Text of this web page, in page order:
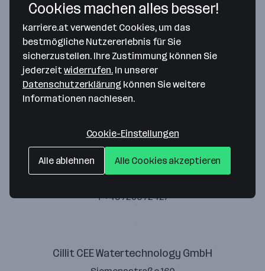
Bitte stimme unseren Cookie-
Richtlinien zu, um diese Karte
anzuzeigen.
Zustimmung geben
Cillit CEE Watertechnology GmbH
Leopold-Werndl-Straße 3
4493 Wolfern— Route berechnen
T +43 7253 72427
Cillit CEE Watertechnology GmbH
Cookies machen alles besser!
karriere.at verwendet Cookies, um das
bestmögliche Nutzererlebnis für Sie
sicherzustellen. Ihre Zustimmung können Sie
jederzeitwiderrufen. In unserer
Datenschutzerklärung können Sie weitere
Informationen nachlesen.
Cookie-Einstellungen
Alle ablehnen Alle Cookies akzeptieren